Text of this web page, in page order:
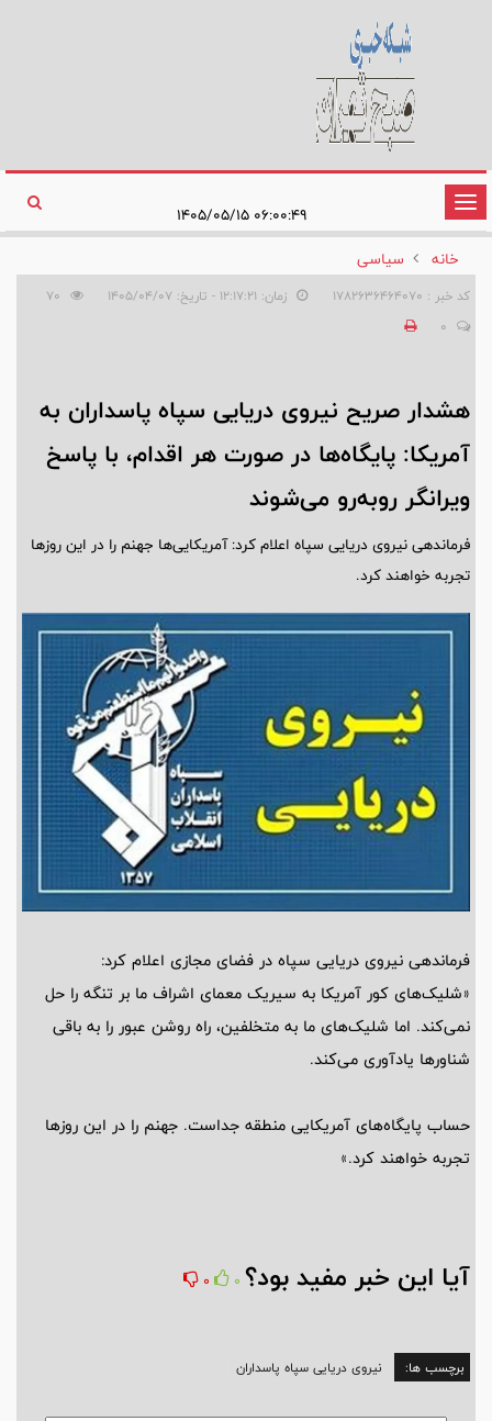
تغییر
وضعیت
ناوبری
۰۶:۰۰:۴۹ ۱۴۰۵/۰۵/۱۵
خانه
سیاسی
کد خبر : 1782636464070 زمان: ۱۲:۱۷:۲۱ - تاریخ: ۱۴۰۵/۰۴/۰۷
0
هشدار صریح نیروی دریایی سپاه پاسداران به
آمریکا: پایگاه‌ها در صورت هر اقدام، با پاسخ
ویرانگر روبه‌رو می‌شوند
فرماندهی نیروی دریایی سپاه اعلام کرد: آمریکایی‌ها جهنم را در این روزها
تجربه خواهند کرد.
فرماندهی نیروی دریایی سپاه در فضای مجازی اعلام کرد:
«شلیک‌های کور آمریکا به سیریک معمای اشراف ما بر تنگه را حل
نمی‌کند. اما شلیک‌های ما به متخلفین، راه روشن عبور را به باقی
شناورها یادآوری می‌کند.
حساب پایگاه‌های آمریکایی منطقه جداست. جهنم را در این روزها
تجربه خواهند کرد.»
آیا این خبر مفید بود؟ 0
0
برچسب ها: نیروی دریایی سپاه پاسداران